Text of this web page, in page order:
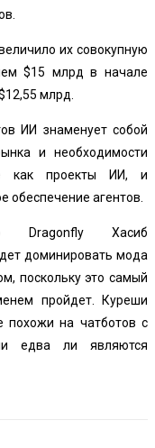
их совокупную
$15 млрд в начале
млрд.
ИИ знаменует собой
и необходимости
как проекты ИИ, и
обеспечение агентов.
Dragonfly Хасиб
доминировать мода
поскольку это самый
пройдет. Куреши
похожи на чатботов с
едва ли являются